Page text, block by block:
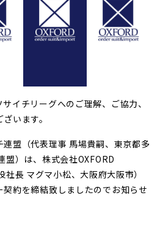
イチリーグへのご理解、ご協力、
います。
盟（代表理事 馬場貴嗣、東京都多
盟）は、株式会社OXFORD
長 マグマ小松、大阪府大阪市）
約を締結致しましたのでお知らせ